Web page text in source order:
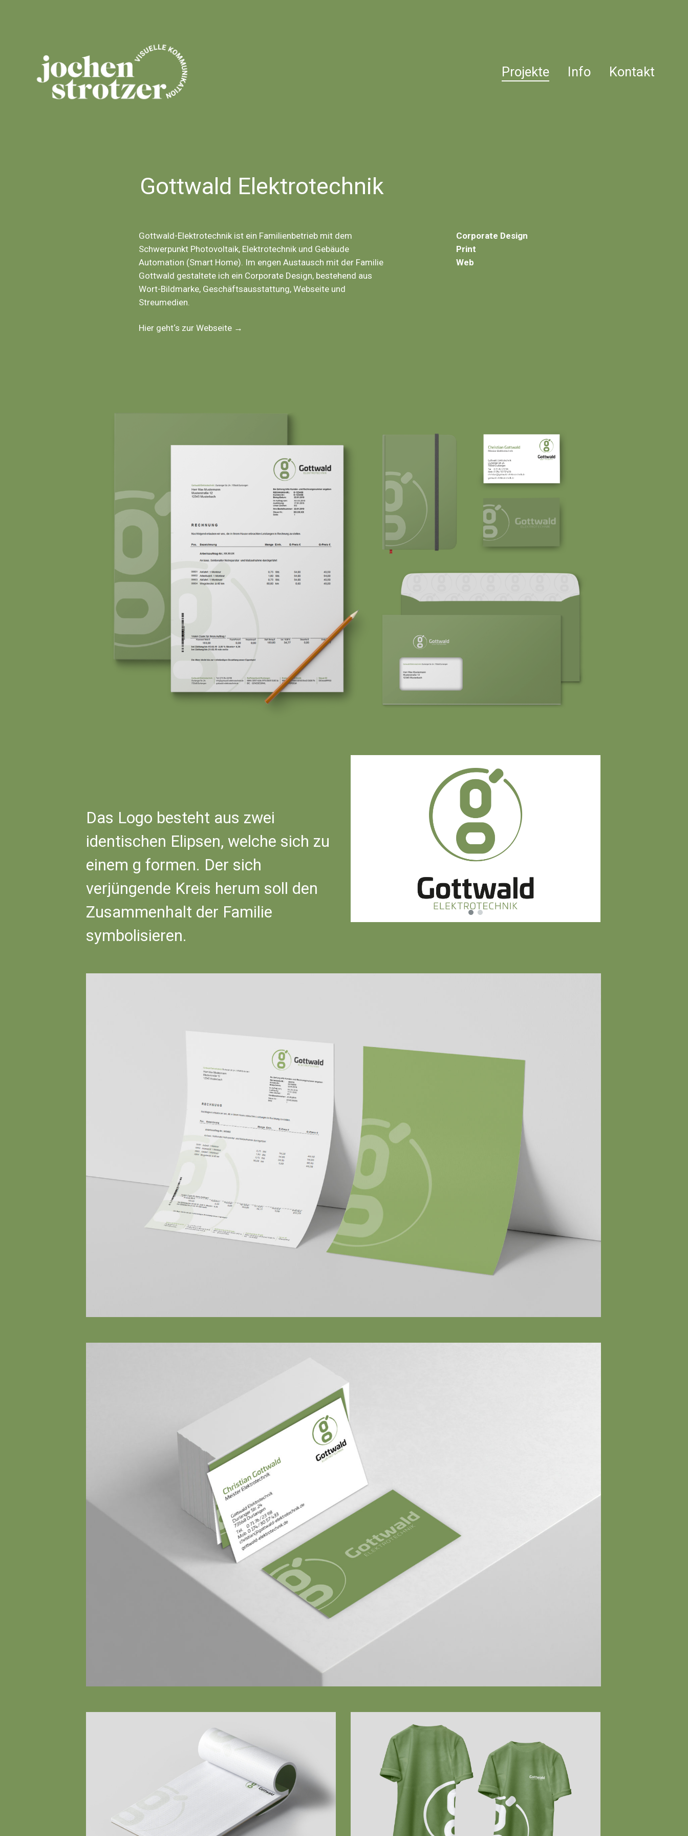
Projekte Info Kontakt
Gottwald Elektrotechnik
Gottwald-Elektrotechnik ist ein Familienbetrieb mit dem
Schwerpunkt Photovoltaik, Elektrotechnik und Gebäude
Automation (Smart Home). Im engen Austausch mit der Familie
Gottwald gestaltete ich ein Corporate Design, bestehend aus
Wort-Bildmarke, Geschäftsausstattung, Webseite und
Streumedien.
Hier geht‘s zur Webseite →
Corporate Design
Print
Web
Das Logo besteht aus zwei
identischen Elipsen, welche sich zu
einem g formen. Der sich
verjüngende Kreis herum soll den
Zusammenhalt der Familie
symbolisieren.